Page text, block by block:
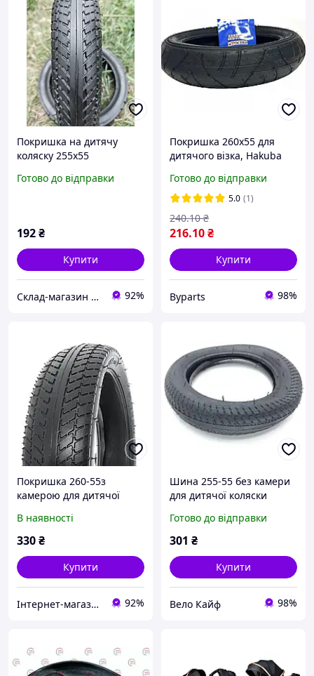
Покришка на дитячу
коляску 255х55
Готово до відправки
192₴
Купити
Склад-магазин оптових цін 92%
Покришка 260x55 для
дитячого візка, Hakuba
Готово до відправки
5.0 (1)
216.10₴
240.10 ₴
Купити
Byparts 98%
Покришка 260-55з
камерою для дитячої
В наявності
330₴
Купити
Інтернет-магазин Авто Салон 92%
Шина 255-55 без камери
для дитячої коляски
Готово до відправки
301 ₴
Купити
Вело Кайф 98%